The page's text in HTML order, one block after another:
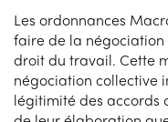
Les ordonnances
faire de la négociation
droit du travail. Cette
négociation collective
légitimité des accords